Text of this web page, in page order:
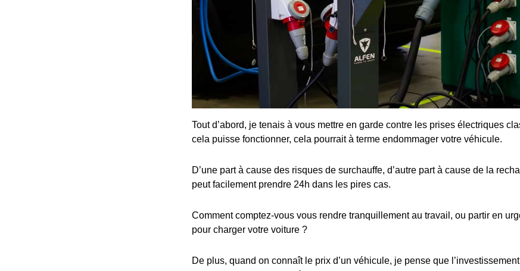
Tout d’abord, je tenais à vous mettre en garde contre les prises électriques
cela puisse fonctionner, cela pourrait à terme endommager votre véhicule.
D’une part à cause des risques de surchauffe, d’autre part à cause de la
peut facilement prendre 24h dans les pires cas.
Comment comptez-vous vous rendre tranquillement au travail, ou partir en
pour charger votre voiture ?
De plus, quand on connaît le prix d’un véhicule, je pense que